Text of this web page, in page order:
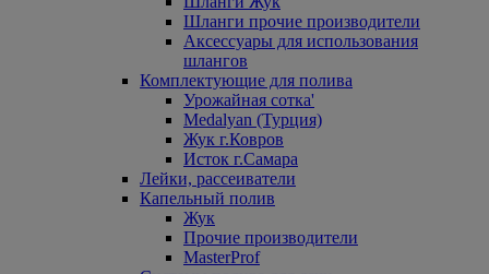
Шланги прочие производители
Аксессуары для использования
шлангов
Комплектующие для полива
Урожайная сотка'
Medalyan (Турция)
Жук г.Ковров
Исток г.Самара
Лейки, рассеиватели
Капельный полив
Жук
Прочие производители
MasterProf